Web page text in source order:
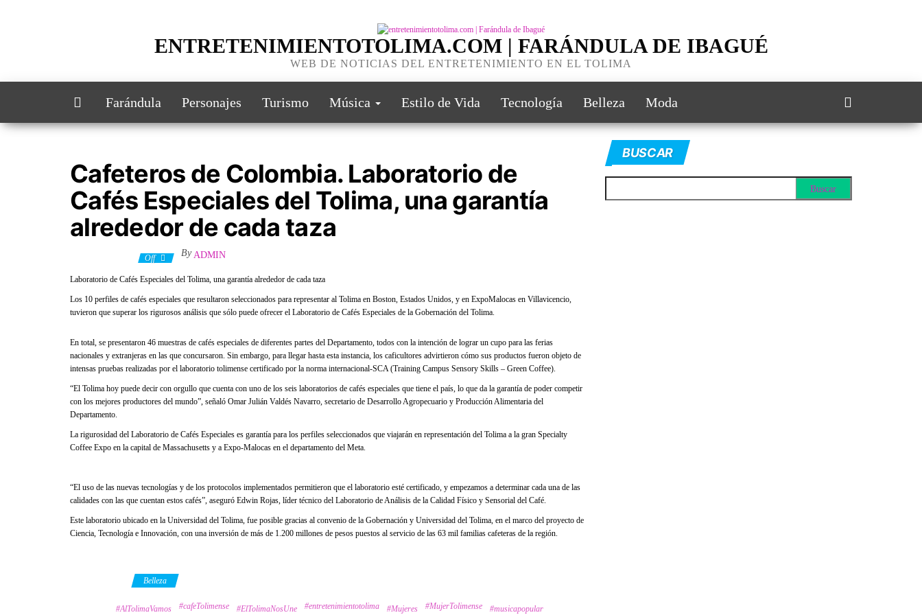
ENTRETENIMIENTOTOLIMA.COM | FARÁNDULA DE IBAGUÉ
WEB DE NOTICIAS DEL ENTRETENIMIENTO EN EL TOLIMA
Farándula Personajes Turismo Música Estilo de Vida Tecnología Belleza Moda
Cafeteros de Colombia. Laboratorio de
Cafés Especiales del Tolima, una garantía
alrededor de cada taza
Off By ADMIN
Laboratorio de Cafés Especiales del Tolima, una garantía alrededor de cada taza
Los 10 perfiles de cafés especiales que resultaron seleccionados para representar al Tolima en Boston, Estados Unidos, y en ExpoMalocas en Villavicencio,
tuvieron que superar los rigurosos análisis que sólo puede ofrecer el Laboratorio de Cafés Especiales de la Gobernación del Tolima.
En total, se presentaron 46 muestras de cafés especiales de diferentes partes del Departamento, todos con la intención de lograr un cupo para las ferias
nacionales y extranjeras en las que concursaron. Sin embargo, para llegar hasta esta instancia, los caficultores advirtieron cómo sus productos fueron objeto de
intensas pruebas realizadas por el laboratorio tolimense certificado por la norma internacional-SCA (Training Campus Sensory Skills – Green Coffee).
“El Tolima hoy puede decir con orgullo que cuenta con uno de los seis laboratorios de cafés especiales que tiene el país, lo que da la garantía de poder competir
con los mejores productores del mundo”, señaló Omar Julián Valdés Navarro, secretario de Desarrollo Agropecuario y Producción Alimentaria del
Departamento.
La rigurosidad del Laboratorio de Cafés Especiales es garantía para los perfiles seleccionados que viajarán en representación del Tolima a la gran Specialty
Coffee Expo en la capital de Massachusetts y a Expo-Malocas en el departamento del Meta.
“El uso de las nuevas tecnologías y de los protocolos implementados permitieron que el laboratorio esté certificado, y empezamos a determinar cada una de las
calidades con las que cuentan estos cafés”, aseguró Edwin Rojas, líder técnico del Laboratorio de Análisis de la Calidad Físico y Sensorial del Café.
Este laboratorio ubicado en la Universidad del Tolima, fue posible gracias al convenio de la Gobernación y Universidad del Tolima, en el marco del proyecto de
Ciencia, Tecnología e Innovación, con una inversión de más de 1.200 millones de pesos puestos al servicio de las 63 mil familias cafeteras de la región.
Belleza
#AlTolimaVamos #cafeTolimense #ElTolimaNosUne #entretenimientotolima #Mujeres #MujerTolimense
#musicapopular
BUSCAR